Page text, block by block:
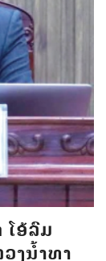
ໂອ້ລົມ
ງນໍ້າທາ